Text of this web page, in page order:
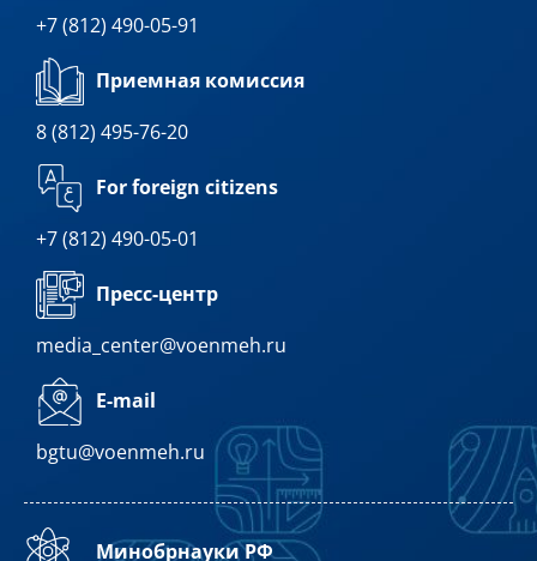
+7 (812) 490-05-91
Приемная комиссия
8 (812) 495-76-20
For foreign citizens
+7 (812) 490-05-01
Пресс-центр
media_center@voenmeh.ru
E-mail
bgtu@voenmeh.ru
Минобрнауки РФ